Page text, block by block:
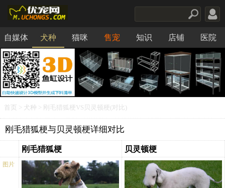
自媒体 犬种 猫咪 售宠 知识 店铺 医院
食品
首页 犬种 > 刚毛猎狐梗VS贝灵顿梗(对比)
刚毛猎狐梗与贝灵顿梗详细对比
刚毛猎狐梗 贝灵顿梗
图片